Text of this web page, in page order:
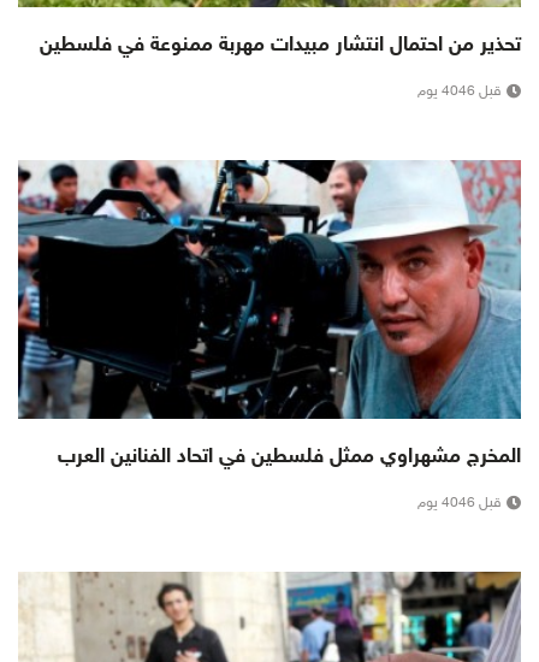
تحذير من احتمال انتشار مبيدات مهربة ممنوعة في فلسطين
قبل 4046 يوم
المخرج مشهراوي ممثل فلسطين في اتحاد الفنانين العرب
قبل 4046 يوم